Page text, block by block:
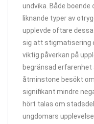
undvika. Både
liknande typer av
upplevde oftare
sig att stigmatisering
viktig påverkan på
begränsad erfarenhet
åtminstone besökt
signifikant mindre
hört talas om
ungdomars